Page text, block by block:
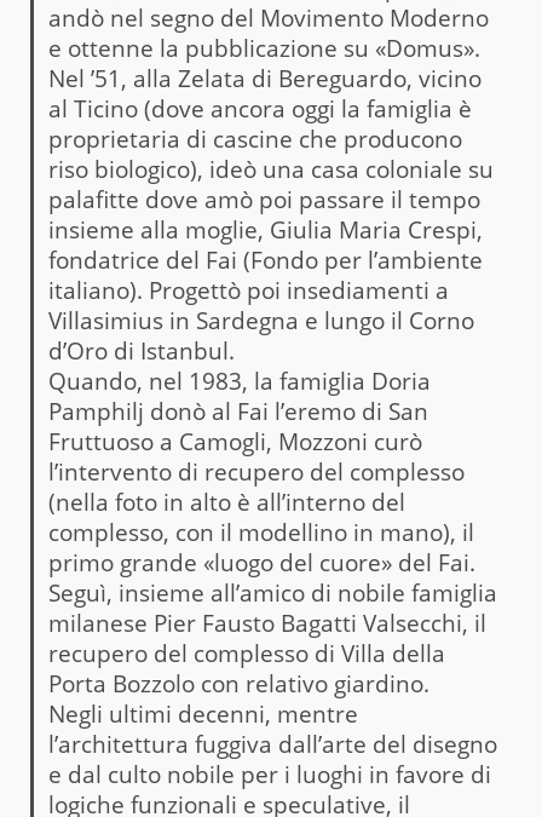
andò nel segno del Movimento Moderno
e ottenne la pubblicazione su «Domus».
Nel ’51, alla Zelata di Bereguardo, vicino
al Ticino (dove ancora oggi la famiglia è
proprietaria di cascine che producono
riso biologico), ideò una casa coloniale su
palafitte dove amò poi passare il tempo
insieme alla moglie, Giulia Maria Crespi,
fondatrice del Fai (Fondo per l’ambiente
italiano). Progettò poi insediamenti a
Villasimius in Sardegna e lungo il Corno
d’Oro di Istanbul.
Quando, nel 1983, la famiglia Doria
Pamphilj donò al Fai l’eremo di San
Fruttuoso a Camogli, Mozzoni curò
l’intervento di recupero del complesso
(nella foto in alto è all’interno del
complesso, con il modellino in mano), il
primo grande «luogo del cuore» del Fai.
Seguì, insieme all’amico di nobile famiglia
milanese Pier Fausto Bagatti Valsecchi, il
recupero del complesso di Villa della
Porta Bozzolo con relativo giardino.
Negli ultimi decenni, mentre
l’architettura fuggiva dall’arte del disegno
e dal culto nobile per i luoghi in favore di
logiche funzionali e speculative, il